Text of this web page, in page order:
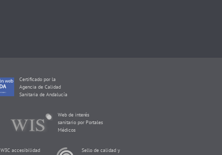
Certificado por la
Agencia de Calidad
Sanitaria de Andalucía
Web de interés
sanitario por Portales
Médicos
W3C accesibilidad
Sello de calidad y